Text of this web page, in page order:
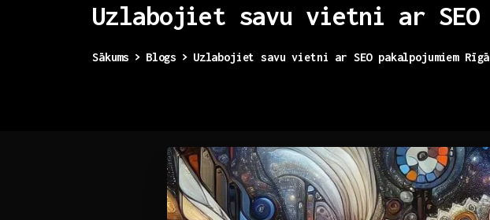
Uzlabojiet savu vietni ar SEO
Sākums Blogs Uzlabojiet savu vietni ar SEO pakalpojumiem Rīgā